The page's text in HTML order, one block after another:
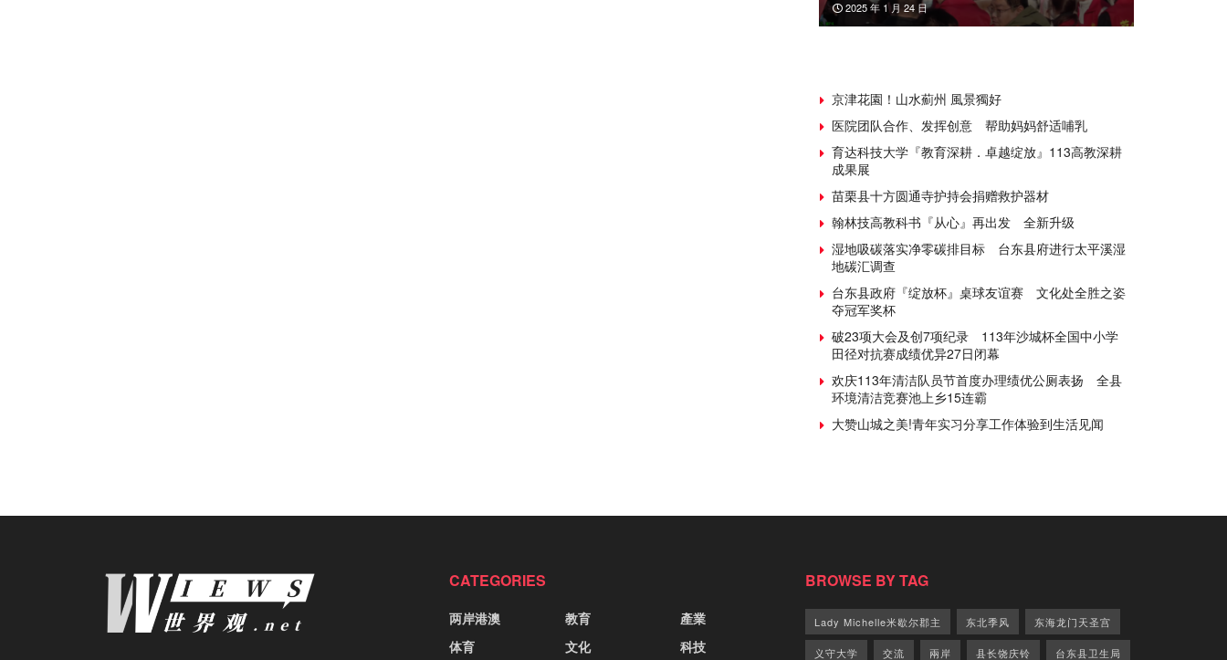
2025 年 1 月 24 日
京津花園！山水薊州 風景獨好
医院团队合作、发挥创意 帮助妈妈舒适哺乳
育达科技大学『教育深耕．卓越绽放』113高教深耕
成果展
苗栗县十方圆通寺护持会捐赠救护器材
翰林技高教科书『从心』再出发 全新升级
湿地吸碳落实净零碳排目标 台东县府进行太平溪湿
地碳汇调查
台东县政府『绽放杯』桌球友谊赛 文化处全胜之姿
夺冠军奖杯
破23项大会及创7项纪录 113年沙城杯全国中小学
田径对抗赛成绩优异27日闭幕
欢庆113年清洁队员节首度办理绩优公厕表扬 全县
环境清洁竞赛池上乡15连霸
大赞山城之美!青年实习分享工作体验到生活见闻
CATEGORIES
两岸港澳
体育
教育
文化
產業
科技
BROWSE BY TAG
Lady Michelle米歇尔郡主 东北季风 东海龙门天圣宫
义守大学 交流 兩岸 县长饶庆铃 台东县卫生局